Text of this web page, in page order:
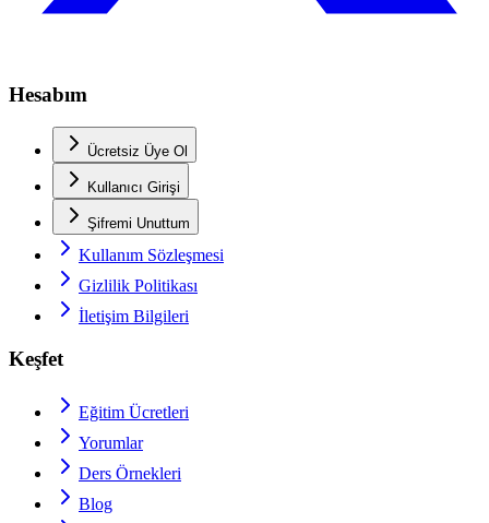
Hesabım
Ücretsiz Üye Ol
Kullanıcı Girişi
Şifremi Unuttum
Kullanım Sözleşmesi
Gizlilik Politikası
İletişim Bilgileri
Keşfet
Eğitim Ücretleri
Yorumlar
Ders Örnekleri
Blog